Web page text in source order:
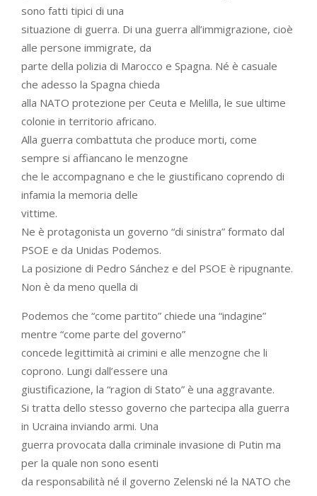
sono fatti tipici di una
situazione di guerra. Di una guerra all’immigrazione, cioè
alle persone immigrate, da
parte della polizia di Marocco e Spagna. Né è casuale
che adesso la Spagna chieda
alla NATO protezione per Ceuta e Melilla, le sue ultime
colonie in territorio africano.
Alla guerra combattuta che produce morti, come
sempre si affiancano le menzogne
che le accompagnano e che le giustificano coprendo di
infamia la memoria delle
vittime.
Ne è protagonista un governo “di sinistra” formato dal
PSOE e da Unidas Podemos.
La posizione di Pedro Sánchez e del PSOE è ripugnante.
Non è da meno quella di
Podemos che “come partito” chiede una “indagine”
mentre “come parte del governo”
concede legittimità ai crimini e alle menzogne che li
coprono. Lungi dall’essere una
giustificazione, la “ragion di Stato” è una aggravante.
Si tratta dello stesso governo che partecipa alla guerra
in Ucraina inviando armi. Una
guerra provocata dalla criminale invasione di Putin ma
per la quale non sono esenti
da responsabilità né il governo Zelenski né la NATO che